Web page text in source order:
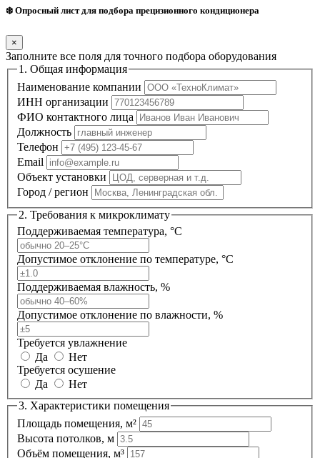
❄️ Опросный лист для подбора прецизионного кондиционера
×
Заполните все поля для точного подбора оборудования
1. Общая информация
Наименование компании
ИНН организации
ФИО контактного лица
Должность
Телефон
Email
Объект установки
Город / регион
2. Требования к микроклимату
Поддерживаемая температура, °C
Допустимое отклонение по температуре, °C
Поддерживаемая влажность, %
Допустимое отклонение по влажности, %
Требуется увлажнение
Да
Нет
Требуется осушение
Да
Нет
3. Характеристики помещения
Площадь помещения, м²
Высота потолков, м
Объём помещения, м³